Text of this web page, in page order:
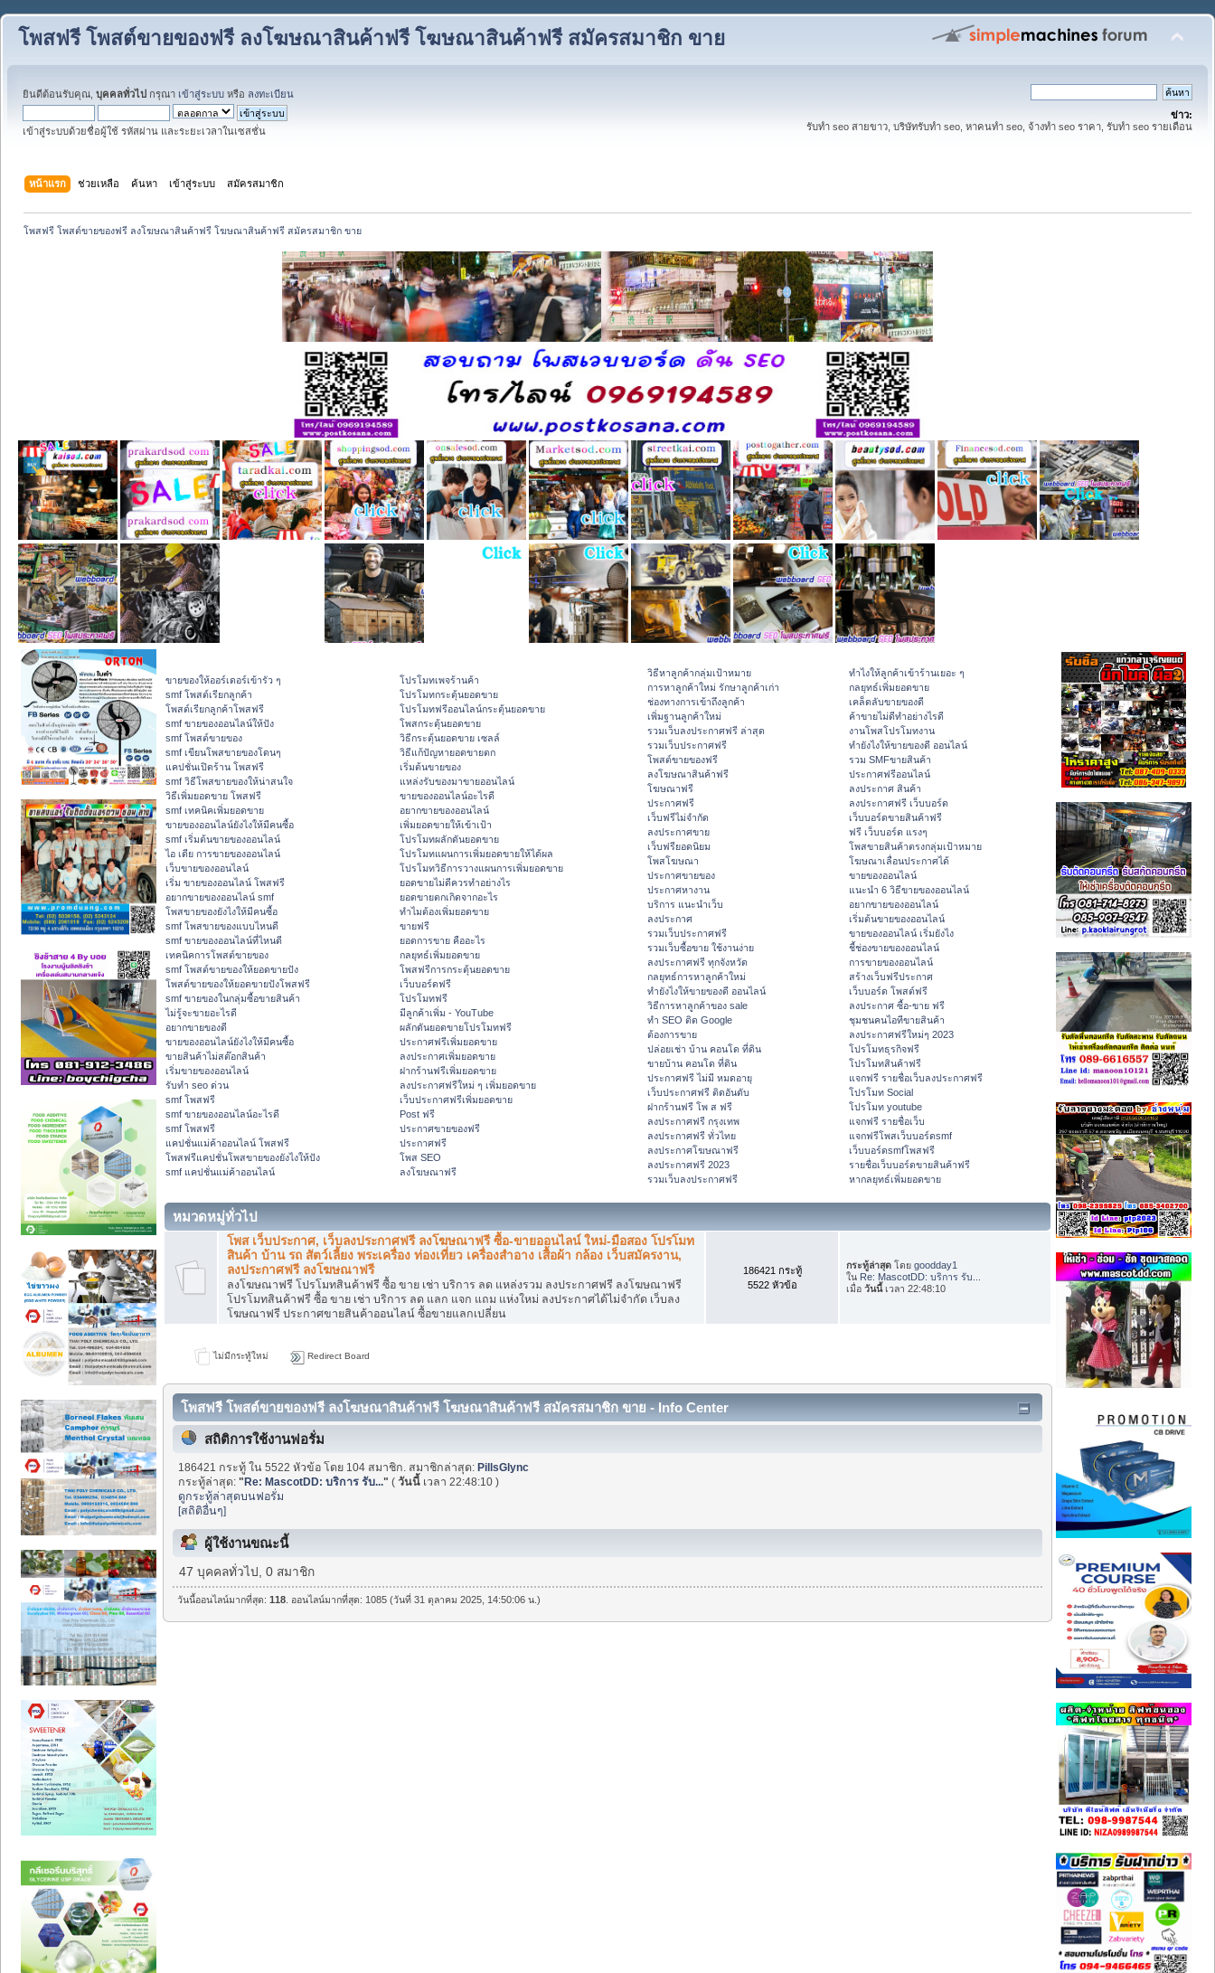
โพสฟรี โพสต์ขายของฟรี ลงโฆษณาสินค้าฟรี โฆษณาสินค้าฟรี สมัครสมาชิก ขาย
ยินดีต้อนรับคุณ, บุคคลทั่วไป กรุณา เข้าสู่ระบบ หรือ ลงทะเบียน
เข้าสู่ระบบด้วยชื่อผู้ใช้ รหัสผ่าน และระยะเวลาในเซสชั่น
ข่าว:
รับทำ seo สายขาว, บริษัทรับทำ seo, หาคนทำ seo, จ้างทำ seo ราคา, รับทำ seo รายเดือน
หน้าแรก ช่วยเหลือ ค้นหา เข้าสู่ระบบ สมัครสมาชิก
โพสฟรี โพสต์ขายของฟรี ลงโฆษณาสินค้าฟรี โฆษณาสินค้าฟรี สมัครสมาชิก ขาย
ขายของให้ออร์เดอร์เข้ารัว ๆ
smf โพสต์เรียกลูกค้า
โพสต์เรียกลูกค้าโพสฟรี
smf ขายของออนไลน์ให้ปัง
smf โพสต์ขายของ
smf เขียนโพสขายของโดนๆ
แคปชั่นเปิดร้าน โพสฟรี
smf วิธีโพสขายของให้น่าสนใจ
วิธีเพิ่มยอดขาย โพสฟรี
smf เทคนิคเพิ่มยอดขาย
ขายของออนไลน์ยังไงให้มีคนซื้อ
smf เริ่มต้นขายของออนไลน์
ไอ เดีย การขายของออนไลน์
เว็บขายของออนไลน์
เริ่ม ขายของออนไลน์ โพสฟรี
อยากขายของออนไลน์ smf
โพสขายของยังไงให้มีคนซื้อ
smf โพสขายของแบบไหนดี
smf ขายของออนไลน์ที่ไหนดี
เทคนิคการโพสต์ขายของ
smf โพสต์ขายของให้ยอดขายปัง
โพสต์ขายของให้ยอดขายปังโพสฟรี
smf ขายของในกลุ่มซื้อขายสินค้า
ไม่รู้จะขายอะไรดี
อยากขายของดี
ขายของออนไลน์ยังไงให้มีคนซื้อ
ขายสินค้าไม่สต๊อกสินค้า
เริ่มขายของออนไลน์
รับทำ seo ด่วน
smf โพสฟรี
smf ขายของออนไลน์อะไรดี
smf โพสฟรี
แคปชั่นแม่ค้าออนไลน์ โพสฟรี
โพสฟรีแคปชั่นโพสขายของยังไงให้ปัง
smf แคปชั่นแม่ค้าออนไลน์
โปรโมทเพจร้านค้า
โปรโมทกระตุ้นยอดขาย
โปรโมทฟรีออนไลน์กระตุ้นยอดขาย
โพสกระตุ้นยอดขาย
วิธีกระตุ้นยอดขาย เซลล์
วิธีแก้ปัญหายอดขายตก
เริ่มต้นขายของ
แหล่งรับของมาขายออนไลน์
ขายของออนไลน์อะไรดี
อยากขายของออนไลน์
เพิ่มยอดขายให้เข้าเป้า
โปรโมทผลักดันยอดขาย
โปรโมทแผนการเพิ่มยอดขายให้ได้ผล
โปรโมทวิธีการวางแผนการเพิ่มยอดขาย
ยอดขายไม่ดีควรทำอย่างไร
ยอดขายตกเกิดจากอะไร
ทำไมต้องเพิ่มยอดขาย
ขายฟรี
ยอดการขาย คืออะไร
กลยุทธ์เพิ่มยอดขาย
โพสฟรีการกระตุ้นยอดขาย
เว็บบอร์ดฟรี
โปรโมทฟรี
มีลูกค้าเพิ่ม - YouTube
ผลักดันยอดขายโปรโมทฟรี
ประกาศฟรีเพิ่มยอดขาย
ลงประกาศเพิ่มยอดขาย
ฝากร้านฟรีเพิ่มยอดขาย
ลงประกาศฟรีใหม่ ๆ เพิ่มยอดขาย
เว็บประกาศฟรีเพิ่มยอดขาย
Post ฟรี
ประกาศขายของฟรี
ประกาศฟรี
โพส SEO
ลงโฆษณาฟรี
วิธีหาลูกค้ากลุ่มเป้าหมาย
การหาลูกค้าใหม่ รักษาลูกค้าเก่า
ช่องทางการเข้าถึงลูกค้า
เพิ่มฐานลูกค้าใหม่
รวมเว็บลงประกาศฟรี ล่าสุด
รวมเว็บประกาศฟรี
โพสต์ขายของฟรี
ลงโฆษณาสินค้าฟรี
โฆษณาฟรี
ประกาศฟรี
เว็บฟรีไม่จำกัด
ลงประกาศขาย
เว็บฟรียอดนิยม
โพสโฆษณา
ประกาศขายของ
ประกาศหางาน
บริการ แนะนำเว็บ
ลงประกาศ
รวมเว็บประกาศฟรี
รวมเว็บซื้อขาย ใช้งานง่าย
ลงประกาศฟรี ทุกจังหวัด
กลยุทธ์การหาลูกค้าใหม่
ทํายังไงให้ขายของดี ออนไลน์
วิธีการหาลูกค้าของ sale
ทำ SEO ติด Google
ต้องการขาย
ปล่อยเช่า บ้าน คอนโด ที่ดิน
ขายบ้าน คอนโด ที่ดิน
ประกาศฟรี ไม่มี หมดอายุ
เว็บประกาศฟรี ติดอันดับ
ฝากร้านฟรี โพ ส ฟรี
ลงประกาศฟรี กรุงเทพ
ลงประกาศฟรี ทั่วไทย
ลงประกาศโฆษณาฟรี
ลงประกาศฟรี 2023
รวมเว็บลงประกาศฟรี
ทําไงให้ลูกค้าเข้าร้านเยอะ ๆ
กลยุทธ์เพิ่มยอดขาย
เคล็ดลับขายของดี
ค้าขายไม่ดีทำอย่างไรดี
งานโพสโปรโมทงาน
ทํายังไงให้ขายของดี ออนไลน์
รวม SMFขายสินค้า
ประกาศฟรีออนไลน์
ลงประกาศ สินค้า
ลงประกาศฟรี เว็บบอร์ด
เว็บบอร์ดขายสินค้าฟรี
ฟรี เว็บบอร์ด แรงๆ
โพสขายสินค้าตรงกลุ่มเป้าหมาย
โฆษณาเลื่อนประกาศได้
ขายของออนไลน์
แนะนำ 6 วิธีขายของออนไลน์
อยากขายของออนไลน์
เริ่มต้นขายของออนไลน์
ขายของออนไลน์ เริ่มยังไง
ชี้ช่องขายของออนไลน์
การขายของออนไลน์
สร้างเว็บฟรีประกาศ
เว็บบอร์ด โพสต์ฟรี
ลงประกาศ ซื้อ-ขาย ฟรี
ชุมชนคนไอทีขายสินค้า
ลงประกาศฟรีใหม่ๆ 2023
โปรโมทธุรกิจฟรี
โปรโมทสินค้าฟรี
แจกฟรี รายชื่อเว็บลงประกาศฟรี
โปรโมท Social
โปรโมท youtube
แจกฟรี รายชื่อเว็บ
แจกฟรีโพสเว็บบอร์ดsmf
เว็บบอร์ดsmfโพสฟรี
รายชื่อเว็บบอร์ดขายสินค้าฟรี
หากลยุทธ์เพิ่มยอดขาย
หมวดหมู่ทั่วไป
โพส เว็บประกาศ, เว็บลงประกาศฟรี ลงโฆษณาฟรี ซื้อ-ขายออนไลน์ ใหม่-มือสอง โปรโมท
สินค้า บ้าน รถ สัตว์เลี้ยง พระเครื่อง ท่องเที่ยว เครื่องสำอาง เสื้อผ้า กล้อง เว็บสมัครงาน,
ลงประกาศฟรี ลงโฆษณาฟรี
ลงโฆษณาฟรี โปรโมทสินค้าฟรี ซื้อ ขาย เช่า บริการ ลด แหล่งรวม ลงประกาศฟรี ลงโฆษณาฟรี
โปรโมทสินค้าฟรี ซื้อ ขาย เช่า บริการ ลด แลก แจก แถม แห่งใหม่ ลงประกาศได้ไม่จำกัด เว็บลง
โฆษณาฟรี ประกาศขายสินค้าออนไลน์ ซื้อขายแลกเปลี่ยน
186421 กระทู้
5522 หัวข้อ
กระทู้ล่าสุด โดยgoodday1
ใน Re: MascotDD: บริการ รับ...
เมื่อวันนี้เวลา 22:48:10
ไม่มีกระทู้ใหม่ Redirect Board
โพสฟรี โพสต์ขายของฟรี ลงโฆษณาสินค้าฟรี โฆษณาสินค้าฟรี สมัครสมาชิก ขาย - Info Center
สถิติการใช้งานฟอรั่ม
186421 กระทู้ ใน 5522 หัวข้อ โดย 104 สมาชิก. สมาชิกล่าสุด:PillsGlync
กระทู้ล่าสุด:"Re: MascotDD: บริการ รับ..." (วันนี้ เวลา 22:48:10 )
ดูกระทู้ล่าสุดบนฟอรั่ม
[สถิติอื่นๆ]
ผู้ใช้งานขณะนี้
47 บุคคลทั่วไป, 0 สมาชิก
วันนี้ออนไลน์มากที่สุด:118 . ออนไลน์มากที่สุด: 1085 (วันที่ 31 ตุลาคม 2025, 14:50:06 น.)